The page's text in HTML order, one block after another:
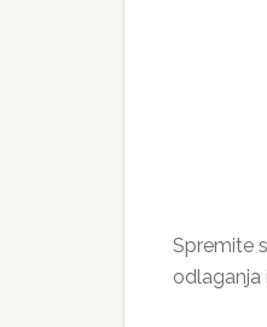
Spremite
odlaganja